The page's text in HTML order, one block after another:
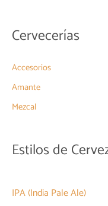
Cervecerías
Accesorios
Amante
Mezcal
Estilos de
IPA (India Pale Ale)